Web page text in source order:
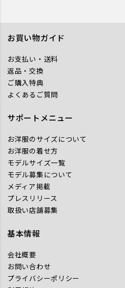
お買い物ガイド
お支払い・送料
返品・交換
ご購入特典
よくあるご質問
サポートメニュー
お洋服のサイズについて
お洋服の着せ方
モデルサイズ一覧
モデル募集について
メディア掲載
プレスリリース
取扱い店舗募集
基本情報
会社概要
お問い合わせ
プライバシーポリシー